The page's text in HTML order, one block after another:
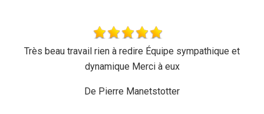
Très beau travail rien à redire Équipe sympathique et
dynamique Merci à eux
De Pierre Manetstotter